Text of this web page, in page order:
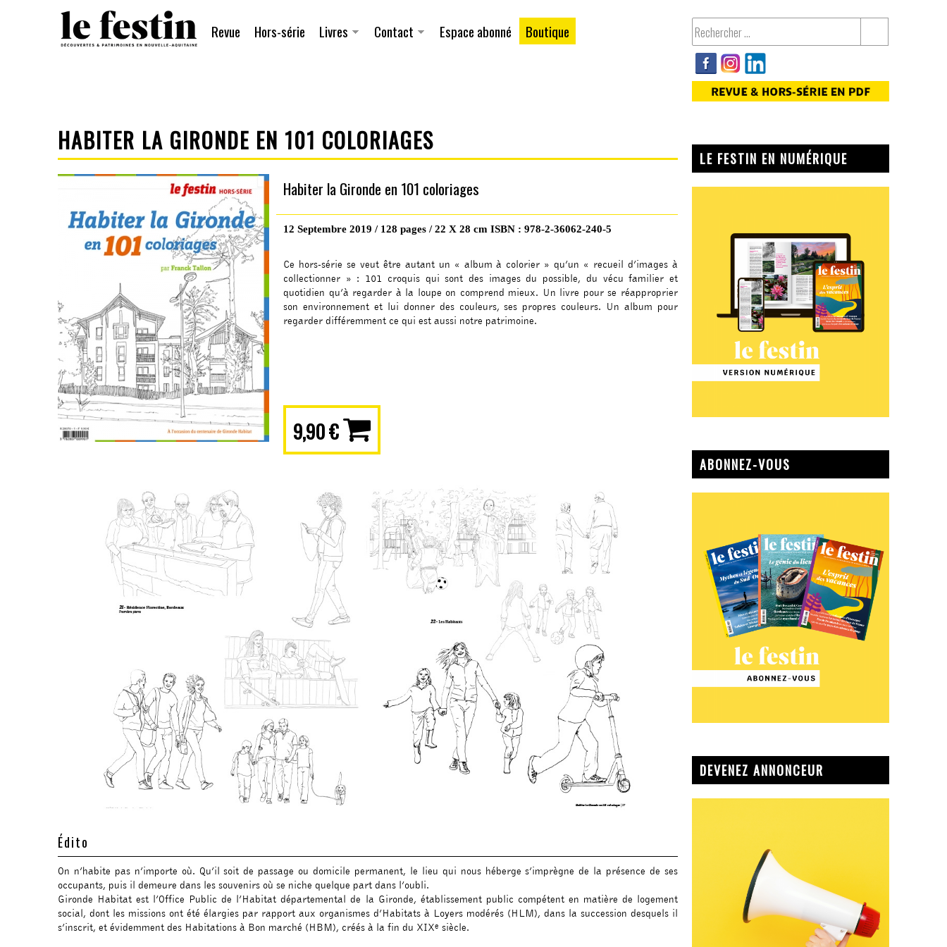
principal
Revue Hors-série Livres Contact Espace abonné Boutique
HABITER LA GIRONDE EN 101 COLORIAGES
Habiter la Gironde en 101 coloriages
12 Septembre 2019 / 128 pages / 22 X 28 cm ISBN : 978-2-36062-240-5
Ce hors-série se veut être autant un « album à colorier » qu’un « recueil d’images à
collectionner » : 101 croquis qui sont des images du possible, du vécu familier et
quotidien qu’à regarder à la loupe on comprend mieux. Un livre pour se réapproprier
son environnement et lui donner des couleurs, ses propres couleurs. Un album pour
regarder différemment ce qui est aussi notre patrimoine.
9,90 €
Édito
On n’habite pas n’importe où. Qu’il soit de passage ou domicile permanent, le lieu qui nous héberge s’imprègne de la présence de ses
occupants, puis il demeure dans les souvenirs où se niche quelque part dans l’oubli.
Gironde Habitat est l’Office Public de l’Habitat départemental de la Gironde, établissement public compétent en matière de logement
social, dont les missions ont été élargies par rapport aux organismes d’Habitats à Loyers modérés (HLM), dans la succession desquels il
s’inscrit, et évidemment des Habitations à Bon marché (HBM), créés à la fin du XIXe siècle.
LE FESTIN EN NUMÉRIQUE
ABONNEZ-VOUS
DEVENEZ ANNONCEUR